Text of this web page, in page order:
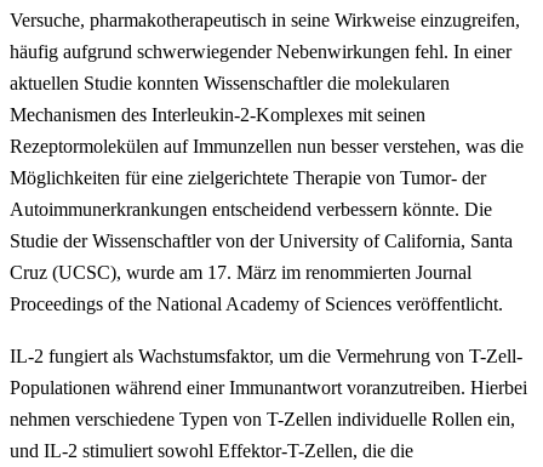
Versuche, pharmakotherapeutisch in seine Wirkweise einzugreifen,
häufig aufgrund schwerwiegender Nebenwirkungen fehl. In einer
aktuellen Studie konnten Wissenschaftler die molekularen
Mechanismen des Interleukin-2-Komplexes mit seinen
Rezeptormolekülen auf Immunzellen nun besser verstehen, was die
Möglichkeiten für eine zielgerichtete Therapie von Tumor- der
Autoimmunerkrankungen entscheidend verbessern könnte. Die
Studie der Wissenschaftler von der University of California, Santa
Cruz (UCSC), wurde am 17. März im renommierten Journal
Proceedings of the National Academy of Sciences veröffentlicht.
IL-2 fungiert als Wachstumsfaktor, um die Vermehrung von T-Zell-
Populationen während einer Immunantwort voranzutreiben. Hierbei
nehmen verschiedene Typen von T-Zellen individuelle Rollen ein,
und IL-2 stimuliert sowohl Effektor-T-Zellen, die die